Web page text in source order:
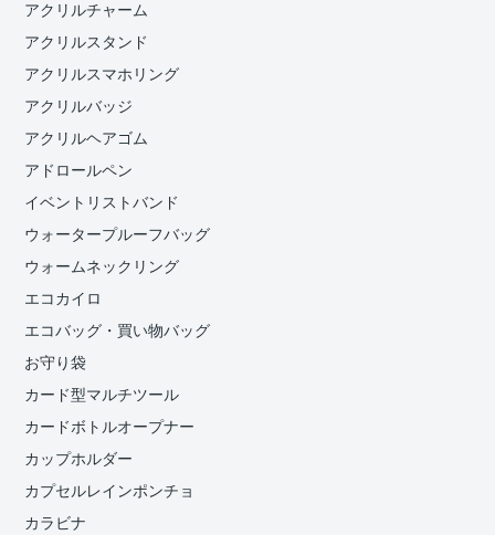
アクリルチャーム
アクリルスタンド
アクリルスマホリング
アクリルバッジ
アクリルヘアゴム
アドロールペン
イベントリストバンド
ウォータープルーフバッグ
ウォームネックリング
エコカイロ
エコバッグ・買い物バッグ
お守り袋
カード型マルチツール
カードボトルオープナー
カップホルダー
カプセルレインポンチョ
カラビナ